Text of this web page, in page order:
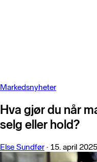
Markedsnyheter
Hva gjør du når
selg eller hold?
Else Sundfør · 15. april